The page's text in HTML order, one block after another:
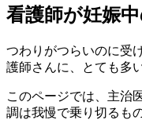
看護師が妊娠
つわりがつらいのに受
護師さんに、とても多
このページでは、主治
調は我慢で乗り切るも